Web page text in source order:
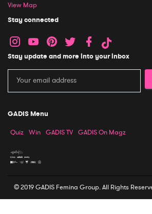
View Map
Stay connected
Stay update and more into your inbox
GADIS Menu
Quiz Win GADIS TV GADIS On Magz
© 2019 GADIS Femina Group. All Rights